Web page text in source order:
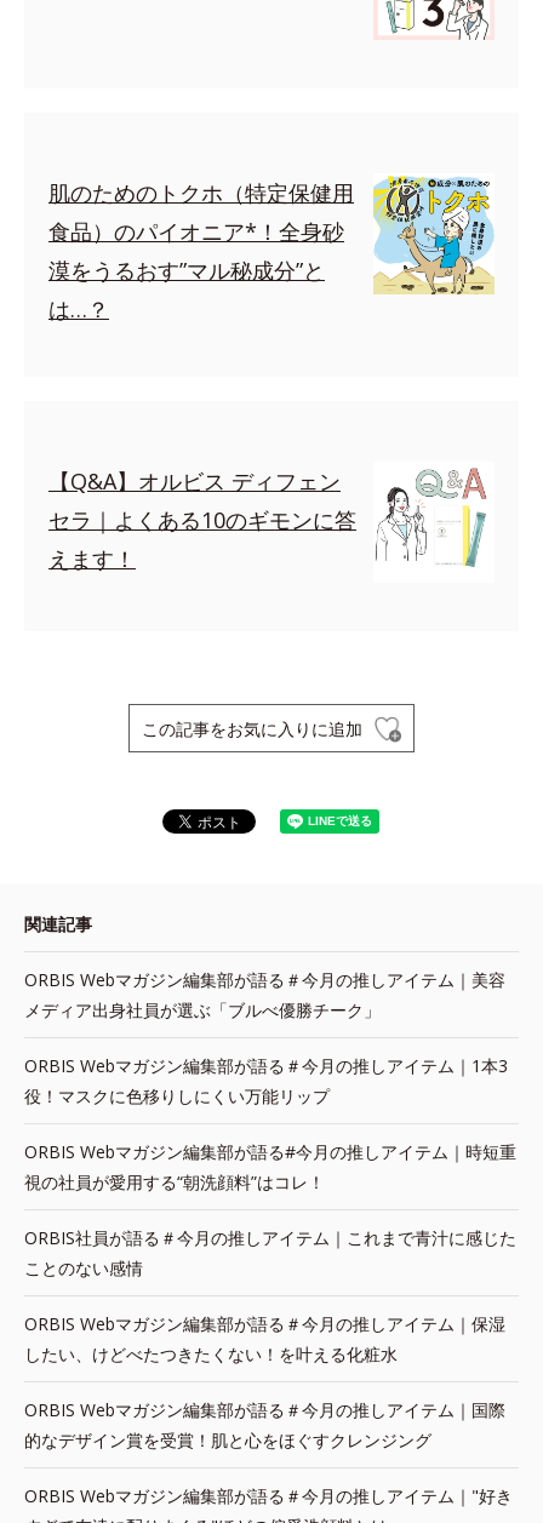
肌のためのトクホ（特定保健用
食品）のパイオニア*！全身砂
漠をうるおす”マル秘成分”と
は…？
【Q&A】オルビス ディフェン
セラ｜よくある10のギモンに答
えます！
この記事をお気に入りに追加
関連記事
ORBIS Webマガジン編集部が語る＃今月の推しアイテム｜美容
メディア出身社員が選ぶ「ブルべ優勝チーク」
ORBIS Webマガジン編集部が語る＃今月の推しアイテム｜1本3
役！マスクに色移りしにくい万能リップ
ORBIS Webマガジン編集部が語る#今月の推しアイテム｜時短重
視の社員が愛用する“朝洗顔料”はコレ！
ORBIS社員が語る＃今月の推しアイテム｜これまで青汁に感じた
ことのない感情
ORBIS Webマガジン編集部が語る＃今月の推しアイテム｜保湿
したい、けどべたつきたくない！を叶える化粧水
ORBIS Webマガジン編集部が語る＃今月の推しアイテム｜国際
的なデザイン賞を受賞！肌と心をほぐすクレンジング
ORBIS Webマガジン編集部が語る＃今月の推しアイテム｜"好き